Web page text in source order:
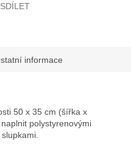
SDÍLET
informace
50 x 35 cm (šířka x
polystyrenovými